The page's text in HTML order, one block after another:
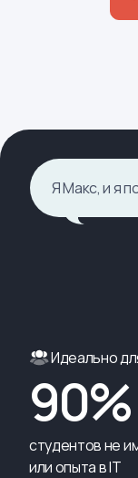
Я Макс, и я
Идеально
90%
студентов не
или опыта в IT